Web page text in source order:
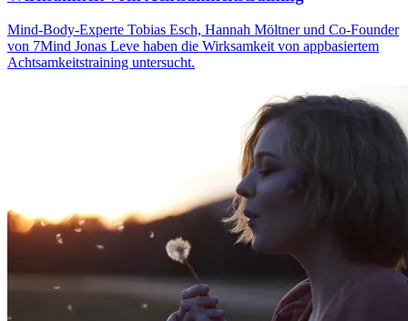
Mind-Body-Experte Tobias Esch, Hannah Mölt­ner und Co-Foun­der
von 7Mind Jonas Leve haben die Wirk­sam­keit von app­ba­sier­tem
Acht­sam­keits­trai­ning unter­sucht.